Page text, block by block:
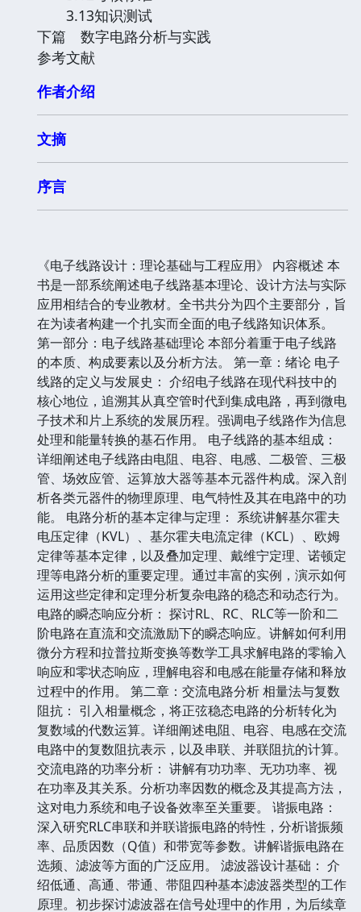
3.13知识测试
下篇 数字电路分析与实践
参考文献
作者介绍
文摘
序言
《电子线路设计：理论基础与工程应用》 内容概述 本
书是一部系统阐述电子线路基本理论、设计方法与实际
应用相结合的专业教材。全书共分为四个主要部分，旨
在为读者构建一个扎实而全面的电子线路知识体系。
第一部分：电子线路基础理论 本部分着重于电子线路
的本质、构成要素以及分析方法。 第一章：绪论 电子
线路的定义与发展史： 介绍电子线路在现代科技中的
核心地位，追溯其从真空管时代到集成电路，再到微电
子技术和片上系统的发展历程。强调电子线路作为信息
处理和能量转换的基石作用。 电子线路的基本组成：
详细阐述电子线路由电阻、电容、电感、二极管、三极
管、场效应管、运算放大器等基本元器件构成。深入剖
析各类元器件的物理原理、电气特性及其在电路中的功
能。 电路分析的基本定律与定理： 系统讲解基尔霍夫
电压定律（KVL）、基尔霍夫电流定律（KCL）、欧姆
定律等基本定律，以及叠加定理、戴维宁定理、诺顿定
理等电路分析的重要定理。通过丰富的实例，演示如何
运用这些定律和定理分析复杂电路的稳态和动态行为。
电路的瞬态响应分析： 探讨RL、RC、RLC等一阶和二
阶电路在直流和交流激励下的瞬态响应。讲解如何利用
微分方程和拉普拉斯变换等数学工具求解电路的零输入
响应和零状态响应，理解电容和电感在能量存储和释放
过程中的作用。 第二章：交流电路分析 相量法与复数
阻抗： 引入相量概念，将正弦稳态电路的分析转化为
复数域的代数运算。详细阐述电阻、电容、电感在交流
电路中的复数阻抗表示，以及串联、并联阻抗的计算。
交流电路的功率分析： 讲解有功功率、无功功率、视
在功率及其关系。分析功率因数的概念及其提高方法，
这对电力系统和电子设备效率至关重要。 谐振电路：
深入研究RLC串联和并联谐振电路的特性，分析谐振频
率、品质因数（Q值）和带宽等参数。讲解谐振电路在
选频、滤波等方面的广泛应用。 滤波器设计基础： 介
绍低通、高通、带通、带阻四种基本滤波器类型的工作
原理。初步探讨滤波器在信号处理中的作用，为后续章